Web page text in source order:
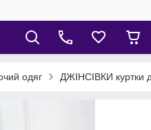
одяг ДЖІНСІВКИ куртки